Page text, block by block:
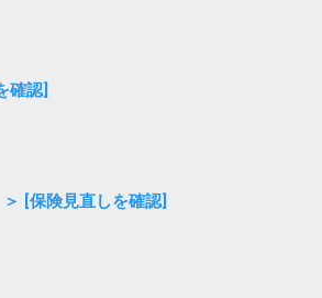
確認]
＞ [保険見直しを確認]